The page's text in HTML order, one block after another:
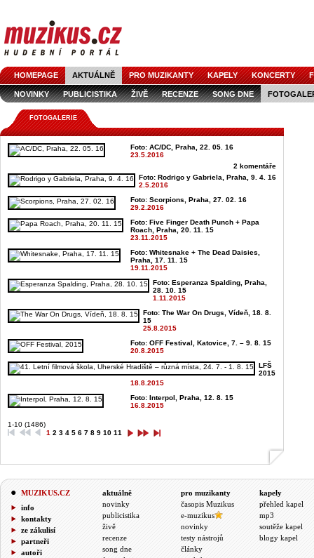
HOMEPAGE AKTUÁLNĚ PRO MUZIKANTY KAPELY KONCERTY
NOVINKY PUBLICISTIKA ŽIVĚ RECENZE SONG DNE
FOTOGALERIE
Foto: AC/DC, Praha, 22. 05. 16
23.5.2016
2 komentáře
Foto: Rodrigo y Gabriela, Praha, 9. 4. 16
2.5.2016
Foto: Scorpions, Praha, 27. 02. 16
29.2.2016
Foto: Five Finger Death Punch + Papa
Roach, Praha, 20. 11. 15
23.11.2015
Foto: Whitesnake + The Dead Daisies,
Praha, 17. 11. 15
19.11.2015
Foto: Esperanza Spalding, Praha,
28. 10. 15
1.11.2015
Foto: The War On Drugs, Vídeň, 18. 8.
15
25.8.2015
Foto: OFF Festival, Katovice, 7. – 9. 8. 15
20.8.2015
LFŠ
2015
18.8.2015
Foto: Interpol, Praha, 12. 8. 15
16.8.2015
1-10 (1486)
1 2 3 4 5 6 7 8 9 10 11
MUZIKUS.CZ
info
kontakty
ze zákulisí
partneři
autoři
aktuálně
novinky
publicistika
živě
recenze
song dne
pro muzikanty
časopis Muzikus
e-muzikus
novinky
testy nástrojů
články
kapely
přehled kapel
mp3
soutěže kapel
blogy kapel